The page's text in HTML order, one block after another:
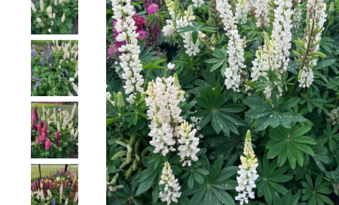
Inschrijven